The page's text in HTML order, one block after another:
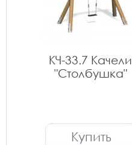
КЧ-33.7 Качели
"Столбушка"
Купить